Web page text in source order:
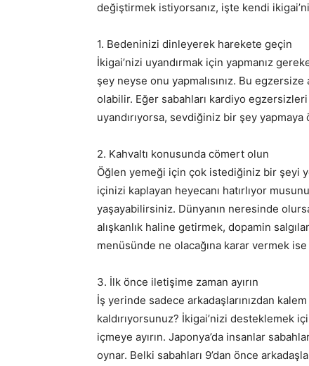
değiştirmek istiyorsanız, işte kendi
1. Bedeninizi dinleyerek harekete geçin
İkigai’nizi uyandırmak için yapmanız
şey neyse onu yapmalısınız. Bu
olabilir. Eğer sabahları kardiyo
uyandırıyorsa, sevdiğiniz bir şey
2. Kahvaltı konusunda cömert olun
Öğlen yemeği için çok istediğiniz bir şeyi
içinizi kaplayan heyecanı hatırlıyor
yaşayabilirsiniz. Dünyanın neresinde
alışkanlık haline getirmek, dopamin
menüsünde ne olacağına karar vermek ise
3. İlk önce iletişime zaman ayırın
İş yerinde sadece arkadaşlarınızdan
kaldırıyorsunuz? İkigai’nizi desteklemek
içmeye ayırın. Japonya’da insanlar
oynar. Belki sabahları 9’dan önce